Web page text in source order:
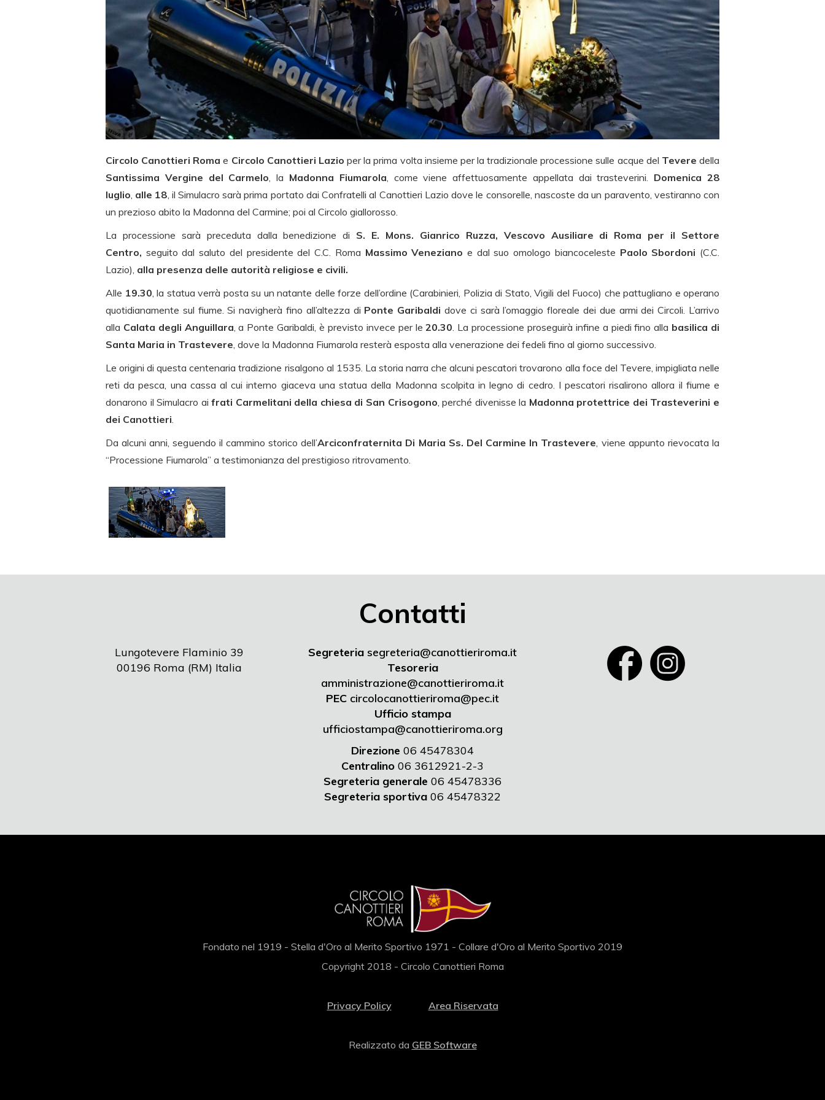
Circolo Canottieri Roma e Circolo Canottieri Lazioper la prima volta insieme per la tradizionale processione sulle acque del Teveredella
Santissima Vergine del Carmelo, la Madonna Fiumarola, come viene affettuosamente appellata dai trasteverini. Domenica 28
luglio, alle 18, il Simulacro sarà prima portato dai Confratelli al Canottieri Lazio dove le consorelle, nascoste da un paravento, vestiranno con
un prezioso abito la Madonna del Carmine; poi al Circolo giallorosso.
La processione sarà preceduta dalla benedizione di S. E. Mons. Gianrico Ruzza, Vescovo Ausiliare di Roma per il Settore
Centro, seguito dal saluto del presidente del C.C. Roma Massimo Veneziano e dal suo omologo biancoceleste Paolo Sbordoni (C.C.
Lazio), alla presenza delle autorità religiose e civili.
Alle 19.30, la statua verrà posta su un natante delle forze dell’ordine (Carabinieri, Polizia di Stato, Vigili del Fuoco) che pattugliano e operano
quotidianamente sul fiume. Si navigherà fino all’altezza di Ponte Garibaldi dove ci sarà l’omaggio floreale dei due armi dei Circoli. L’arrivo
alla Calata degli Anguillara, a Ponte Garibaldi, è previsto invece per le20.30. La processione proseguirà infine a piedi fino alla basilica di
Santa Maria in Trastevere, dove la Madonna Fiumarola resterà esposta alla venerazione dei fedeli fino al giorno successivo.
Le origini di questa centenaria tradizione risalgono al 1535. La storia narra che alcuni pescatori trovarono alla foce del Tevere, impigliata nelle
reti da pesca, una cassa al cui interno giaceva una statua della Madonna scolpita in legno di cedro. I pescatori risalirono allora il fiume e
donarono il Simulacro aifrati Carmelitani della chiesa di San Crisogono, perché divenisse la Madonna protettrice dei Trasteverini e
dei Canottieri.
Da alcuni anni, seguendo il cammino storico dell’Arciconfraternita Di Maria Ss. Del Carmine In Trastevere, viene appunto rievocata la
“Processione Fiumarola” a testimonianza del prestigioso ritrovamento.
Contatti
Lungotevere Flaminio 39
00196 Roma (RM) Italia
Segreteria segreteria@canottieriroma.it
Tesoreria
amministrazione@canottieriroma.it
PEC circolocanottieriroma@pec.it
Ufficio stampa
ufficiostampa@canottieriroma.org
Direzione 06 45478304
Centralino 06 3612921-2-3
Segreteria generale 06 45478336
Segreteria sportiva 06 45478322
Fondato nel 1919 - Stella d'Oro al Merito Sportivo 1971 - Collare d'Oro al Merito Sportivo 2019
Copyright 2018 - Circolo Canottieri Roma
Privacy Policy Area Riservata
Realizzato da GEB Software